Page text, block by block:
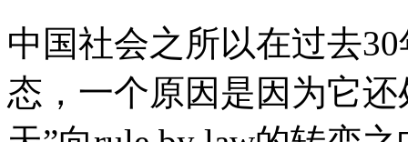
中国社会之所以在过去
态，一个原因是因为它